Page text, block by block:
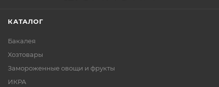
КАТАЛОГ
Бакалея
Хозтовары
Замороженные овощи и фрукты
ИКРА